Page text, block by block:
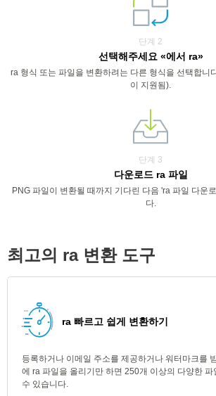
단계 2
선택해주세요 «에서 ra»
ra 형식 또는 파일을 변환하려는 다른 형식을 선택합니
이 지원됨).
단계 3
다운로드 ra 파일
PNG 파일이 변환될 때까지 기다린 다음 'ra 파일 다운
다.
최고의 ra 변환 도구
ra 빠르고 쉽게 변환하기
등록하거나 이메일 주소를 제공하거나 워터마크를
에 ra 파일을 올리기만 하면 250개 이상의 다양한
수 있습니다.